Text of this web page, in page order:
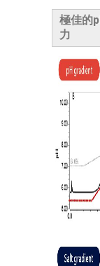
極佳的
力